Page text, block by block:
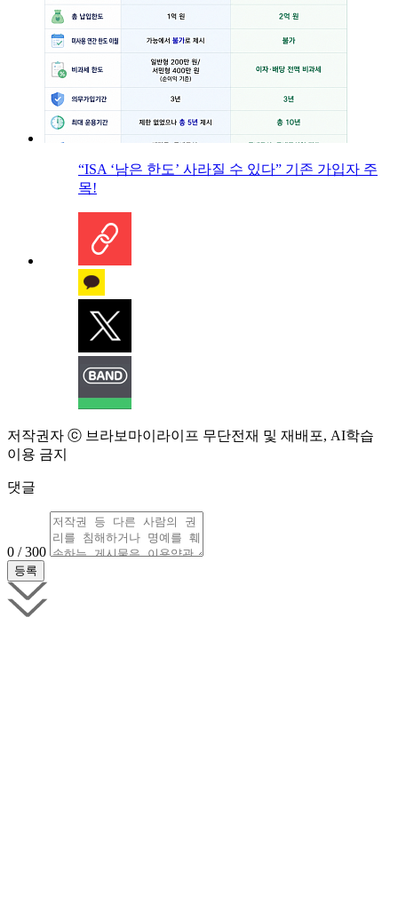
“ISA ‘남은 한도’ 사라질 수 있다” 기존 가입자 주
목!
저작권자 ⓒ 브라보마이라이프 무단전재 및 재배포, AI학습
이용 금지
댓글
0 / 300